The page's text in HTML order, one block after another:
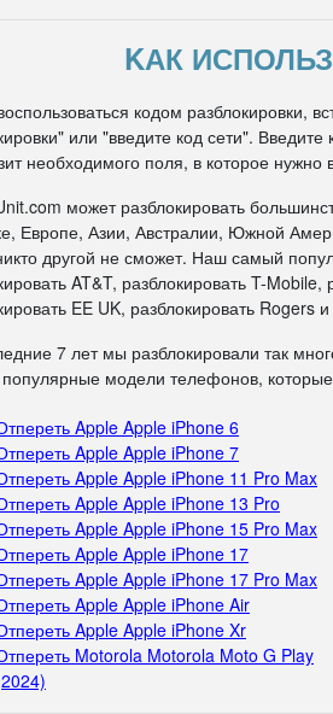
KАК
кодом разблокировки,
или "введите код сети".
необходимого поля, в которое
может разблокировать
Европе, Азии, Австралии, Южной
другой не сможет. Наш самый
AT&T, разблокировать T-
EE UK, разблокировать Rogers
7 лет мы разблокировали так
модели телефонов,
Apple Apple iPhone 6
Apple Apple iPhone 7
Apple Apple iPhone 11 Pro Max
Apple Apple iPhone 13 Pro
Apple Apple iPhone 15 Pro Max
Apple Apple iPhone 17
Apple Apple iPhone 17 Pro Max
Apple Apple iPhone Air
Apple Apple iPhone Xr
Motorola Motorola Moto G Play